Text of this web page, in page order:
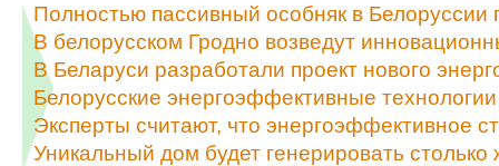
Полностью пассивный особняк в Белоруссии
В белорусском Гродно возведут
В Беларуси разработали проект нового
Белорусские энергоэффективные
Эксперты считают, что энергоэффективное
Уникальный дом будет генерировать столько